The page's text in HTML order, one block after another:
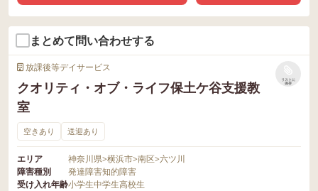
まとめて問い合わせする
放課後等デイサービス
クオリティ・オブ・ライフ保土ケ谷支援教
室
リストに
保存
空きあり 送迎あり
エリア 神奈川県>横浜市>南区>六ツ川
障害種別
発達障害知的障害
受け入れ年齢小学生中学生高校生